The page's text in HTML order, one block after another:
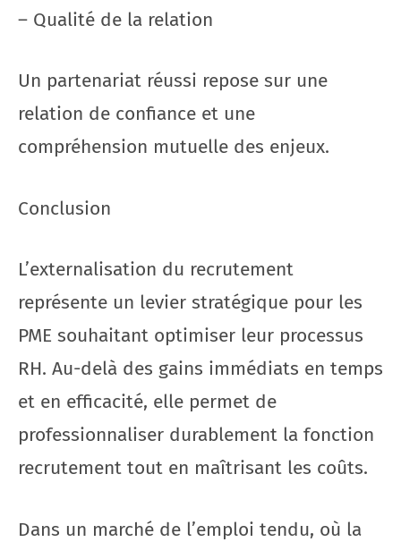
– Qualité de la relation
Un partenariat réussi repose sur une
relation de confiance et une
compréhension mutuelle des enjeux.
Conclusion
L’externalisation du recrutement
représente un levier stratégique pour les
PME souhaitant optimiser leur processus
RH. Au-delà des gains immédiats en temps
et en efficacité, elle permet de
professionnaliser durablement la fonction
recrutement tout en maîtrisant les coûts.
Dans un marché de l’emploi tendu, où la